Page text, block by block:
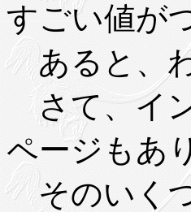
すごい値が
あると、
さて、イ
ページもあ
そのいくつ